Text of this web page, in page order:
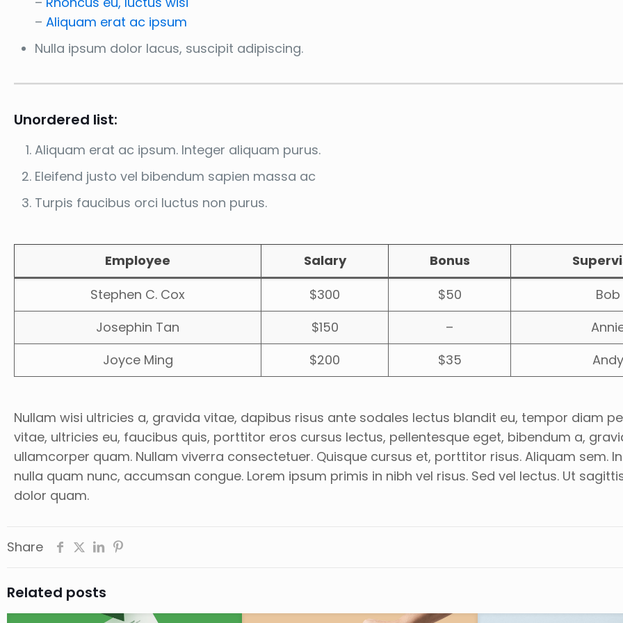
–Aliquam erat ac ipsum
Nulla ipsum dolor lacus, suscipit adipiscing.
Unordered list:
Aliquam erat ac ipsum. Integer aliquam purus.
Eleifend justo vel bibendum sapien massa ac
Turpis faucibus orci luctus non purus.
Employee Salary Bonus
Stephen C. Cox
$300 $50
Bob
Josephin Tan
$150 –
Joyce Ming
$200 $35 Andy
Nullam wisi ultricies a, gravida vitae, dapibus risus ante sodales lectus blandit eu, tempor diam
vitae, ultricies eu, faucibus quis, porttitor eros cursus lectus, pellentesque eget, bibendum a,
ullamcorper quam. Nullam viverra consectetuer. Quisque cursus et, porttitor risus. Aliquam sem.
nulla quam nunc, accumsan congue. Lorem ipsum primis in nibh vel risus. Sed vel lectus. Ut
dolor quam.
Share
Related posts